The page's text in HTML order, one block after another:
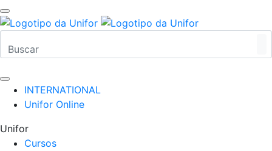
INTERNATIONAL
Unifor Online
Unifor
Cursos